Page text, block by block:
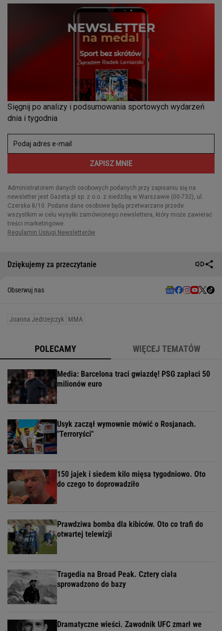
Dziękujemy za przeczytanie
Obserwuj nas
Joanna Jedrzejczyk MMA
POLECAMY WIĘCEJ TEMATÓW
Media: Barcelona traci gwiazdę! PSG zapłaci 50
milionów euro
Usyk zaczął wymownie mówić o Rosjanach.
"Terroryści"
150 jajek i siedem kilo mięsa tygodniowo. Oto
do czego to doprowadziło
Prawdziwa bomba dla kibiców. Oto co trafi do
otwartej telewizji
Tragedia na Broad Peak. Cztery ciała
sprowadzono do bazy
Dramatyczne wieści. Zawodnik UFC zmarł we